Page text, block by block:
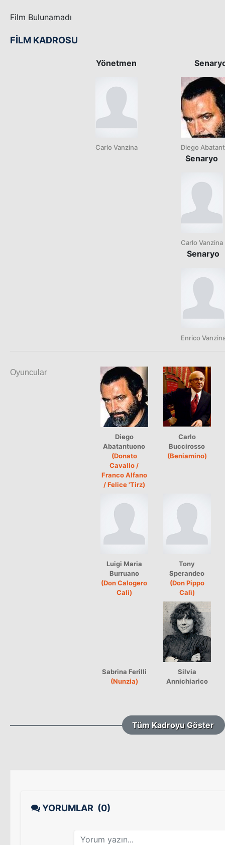
Film Bulunamadı
FİLM KADROSU
Yönetmen
Carlo Vanzina Diego
Senaryo
Carlo Vanzina
Senaryo
Enrico
Oyuncular
Diego
Abatantuono
(Donato
Cavallo /
Franco Alfano
/ Felice 'Tirz)
Carlo
Buccirosso
(Beniamino)
Luigi Maria
Burruano
(Don Calogero
Calì)
Tony
Sperandeo
(Don Pippo
Calì)
Sabrina Ferilli
(Nunzia)
Silvia
Annichiarico
Tüm Kadroyu Göster
YORUMLAR (0)